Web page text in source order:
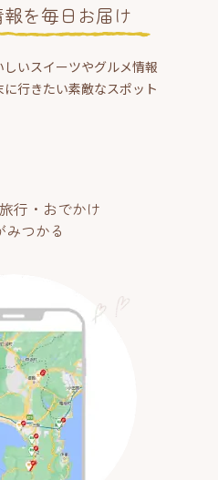
を毎日お届け
いスイーツやグルメ情報
行きたい素敵なスポット
行・おでかけ
みつかる